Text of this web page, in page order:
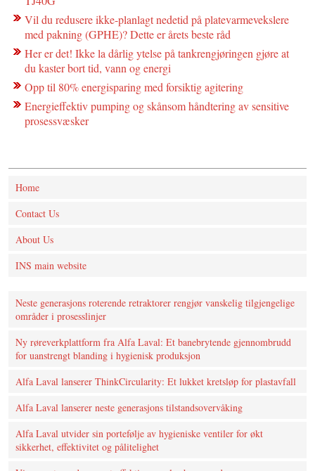
Vil du redusere ikke-planlagt nedetid på platevarmevekslere
med pakning (GPHE)? Dette er årets beste råd
Her er det! Ikke la dårlig ytelse på tankrengjøringen gjøre at
du kaster bort tid, vann og energi
Opp til 80% energisparing med forsiktig agitering
Energieffektiv pumping og skånsom håndtering av sensitive
prosessvæsker
Home
Contact Us
About Us
INS main website
Neste generasjons roterende retraktorer rengjør vanskelig tilgjengelige
områder i prosesslinjer
Ny røreverkplattform fra Alfa Laval: Et banebrytende gjennombrudd
for uanstrengt blanding i hygienisk produksjon
Alfa Laval lanserer ThinkCircularity: Et lukket kretsløp for plastavfall
Alfa Laval lanserer neste generasjons tilstandsovervåking
Alfa Laval utvider sin portefølje av hygieniske ventiler for økt
sikkerhet, effektivitet og pålitelighet